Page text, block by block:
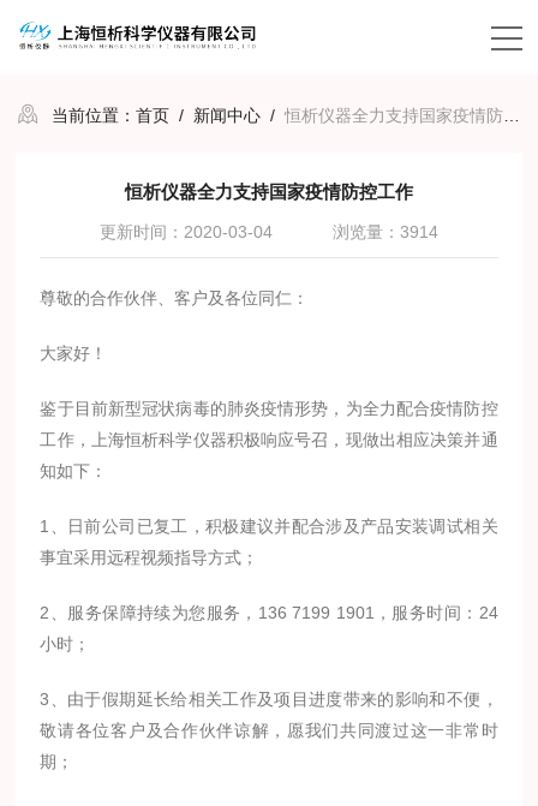
当前位置：首页 / 新闻中心 /恒析仪器全力支持国家疫情防控工作
恒析仪器全力支持国家疫情防控工作
更新时间：2020-03-04 浏览量：3914
尊敬的合作伙伴、客户及各位同仁：
大家好！
鉴于目前新型冠状病毒的肺炎疫情形势，为全力配合疫情防控
工作，上海恒析科学仪器积极响应号召，现做出相应决策并通
知如下：
1、日前公司已复工，积极建议并配合涉及产品安装调试相关
事宜采用远程视频指导方式；
2、服务保障持续为您服务，136 7199 1901，服务时间：24
小时；
3、由于假期延长给相关工作及项目进度带来的影响和不便，
敬请各位客户及合作伙伴谅解，愿我们共同渡过这一非常时
期；